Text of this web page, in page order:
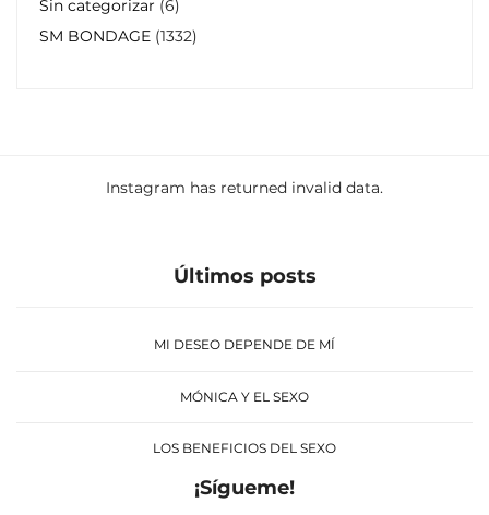
Sin categorizar 6
SM BONDAGE 1332
Instagram has returned invalid data.
Últimos posts
MI DESEO DEPENDE DE MÍ
MÓNICA Y EL SEXO
LOS BENEFICIOS DEL SEXO
¡Sígueme!